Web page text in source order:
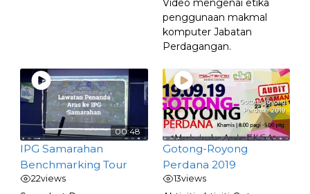
Video mengenai etika
penggunaan makmal
komputer Jabatan
Perdagangan.
00:48
IPG Samarahan
Benchmarking Tour
22views
Gotong-Royong
Perdana 2019
13views